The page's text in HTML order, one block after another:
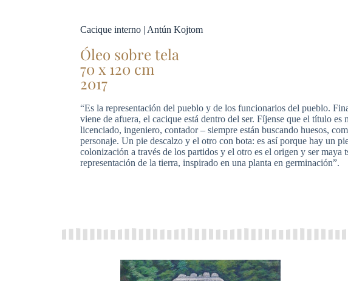
Cacique interno | Antún Kojtom
Óleo sobre tela
70 x 120 cm
2017
“Es la representación del pueblo y de los funcionarios del pueblo.
viene de afuera, el cacique está dentro del ser. Fíjense que el título es
licenciado, ingeniero, contador – siempre están buscando huesos,
personaje. Un pie descalzo y el otro con bota: es así porque hay un
colonización a través de los partidos y el otro es el origen y ser maya
representación de la tierra, inspirado en una planta en germinación”.